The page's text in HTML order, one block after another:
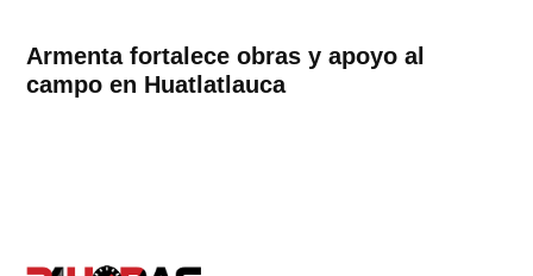
Armenta fortalece obras y apoyo al
campo en Huatlatlauca